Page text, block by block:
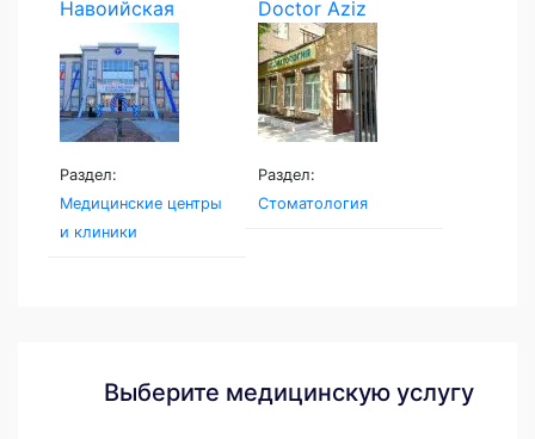
Навоийская
Семейная...
Раздел:
Медицинские центры
и клиники
Doctor Aziz
Раздел:
Стоматология
Выберите медицинскую услугу